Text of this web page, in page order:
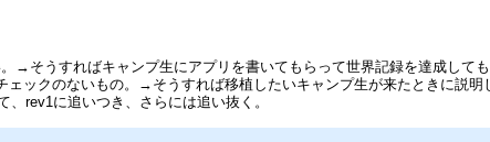
→そうすればキャンプ生にアプリを書いてもらって世界記録を達成しても
ックのないもの。→そうすれば移植したいキャンプ生が来たときに説明
rev1に追いつき、さらには追い抜く。